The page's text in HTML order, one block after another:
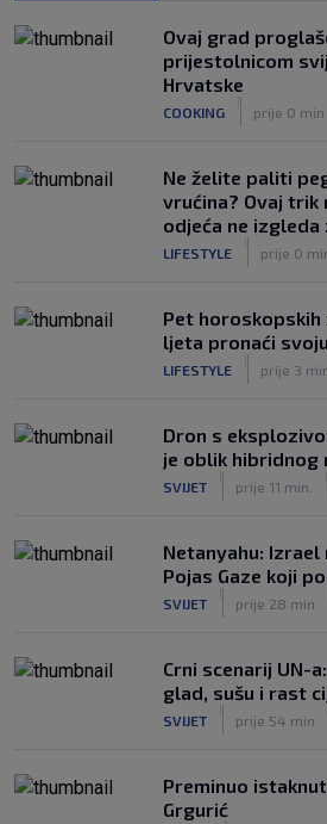
SK prije 4 h
Luis Figo žestoko
‘Najniže,
sebično
Ovaj grad
prijestolnicom
Hrvatske
COOKING prije 0 min.
Ne želite paliti
vrućina? Ovaj trik
odjeća ne izgleda
LIFESTYLE prije 0
Pet
ljeta pronaći
LIFESTYLE prije 3
Dron s
je oblik hibridnog
SVIJET prije 11 min.
Netanyahu:
Pojas Gaze koji
SVIJET prije 28 min.
Crni scenarij UN-
glad, sušu i rast
SVIJET prije 54 min.
Preminuo
Grgurić